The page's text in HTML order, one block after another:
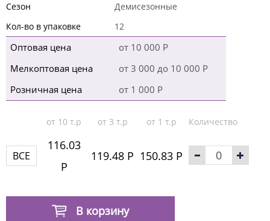
Сезон
Демисезонные
Кол-во в упаковке
12
Оптовая цена
от 10 000 Р
Мелкоптовая цена
от 3 000 до 10 000 Р
Розничная цена
от 1 000 Р
от 10 т.р от 3 т.р от 1 т.р Количество
ВСЕ
116.03
Р
119.48 Р 150.83 Р
В корзину